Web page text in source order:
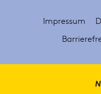
Impressum